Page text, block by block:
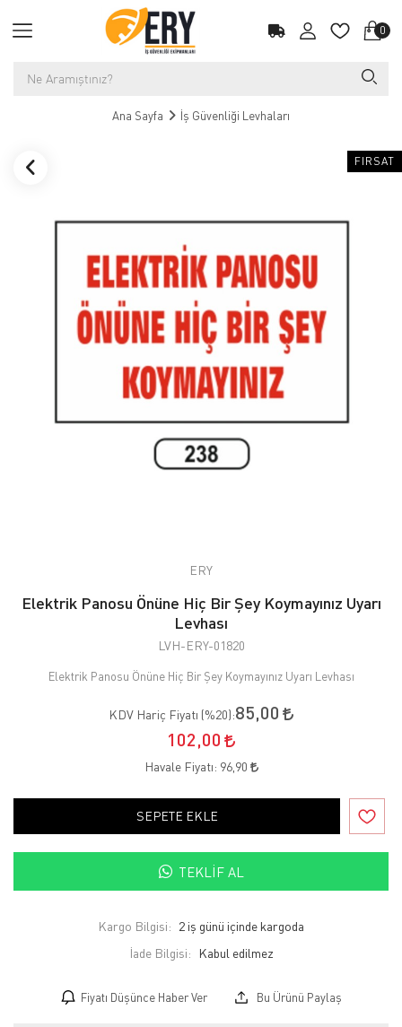
0
Ana Sayfa İş Güvenliği Levhaları
FIRSAT
ERY
Elektrik Panosu Önüne Hiç Bir Şey Koymayınız Uyarı
Levhası
LVH-ERY-01820
Elektrik Panosu Önüne Hiç Bir Şey Koymayınız Uyarı Levhası
KDV Hariç Fiyatı (%20):85,00
102,00
Havale Fiyatı: 96,90
SEPETE EKLE
TEKLIF AL
Kargo Bilgisi: 2 iş günü içinde kargoda
İade Bilgisi:
Fiyatı Düşünce Haber Ver Bu Ürünü Paylaş